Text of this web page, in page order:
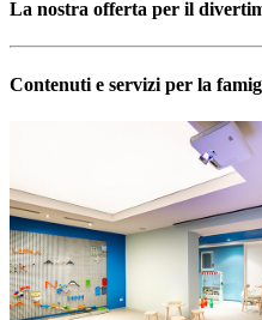
La nostra offerta per il
Contenuti e servizi per la